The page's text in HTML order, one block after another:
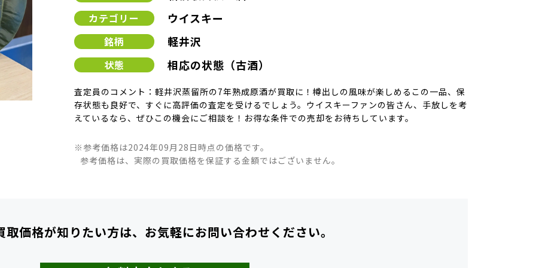
カテゴリー ウイスキー
銘柄 軽井沢
状態 相応の状態（古酒）
査定員のコメント：軽井沢蒸留所の7年熟成原酒が買取に！樽出しの風味が楽しめるこの一品、保
存状態も良好で、すぐに高評価の査定を受けるでしょう。ウイスキーファンの皆さん、手放しを考
えているなら、ぜひこの機会にご相談を！お得な条件での売却をお待ちしています。
※参考価格は2024年09月28日時点の価格です。
参考価格は、実際の買取価格を保証する金額ではございません。
取価格が知りたい方は、 お気軽にお問い合わせください。